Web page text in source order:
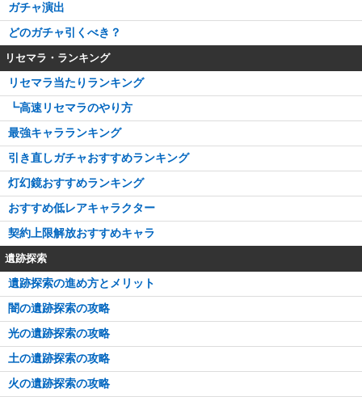
ガチャ演出
どのガチャ引くべき？
リセマラ・ランキング
リセマラ当たりランキング
┗高速リセマラのやり方
最強キャラランキング
引き直しガチャおすすめランキング
灯幻鏡おすすめランキング
おすすめ低レアキャラクター
契約上限解放おすすめキャラ
遺跡探索
遺跡探索の進め方とメリット
闇の遺跡探索の攻略
光の遺跡探索の攻略
土の遺跡探索の攻略
火の遺跡探索の攻略